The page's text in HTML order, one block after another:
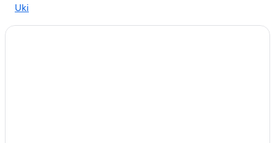
Uki
Bangalow